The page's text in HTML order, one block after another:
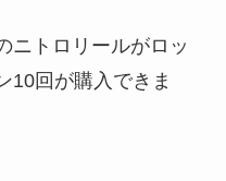
ニトロリールがロッ
10回が購入できま